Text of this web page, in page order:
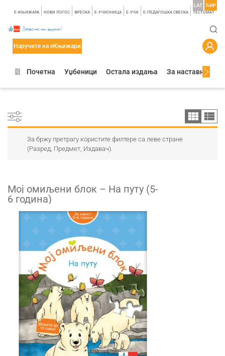
E-КЊИЖАРА НОВИ ЛОГОС ФРЕСКА E-УЧИОНИЦА E-УЧИ Е-ПЕДАГОШКА СВЕСКА TЕСТОМАТ
LAT ЋИР
Наручите на еКњижари
Почетна Уџбеници Остала издања За наставнике
За бржу претрагу користите филтере са леве стране
(Разред, Предмет, Издавач).
Мој омиљени блок – На путу (5-
6 годинa)